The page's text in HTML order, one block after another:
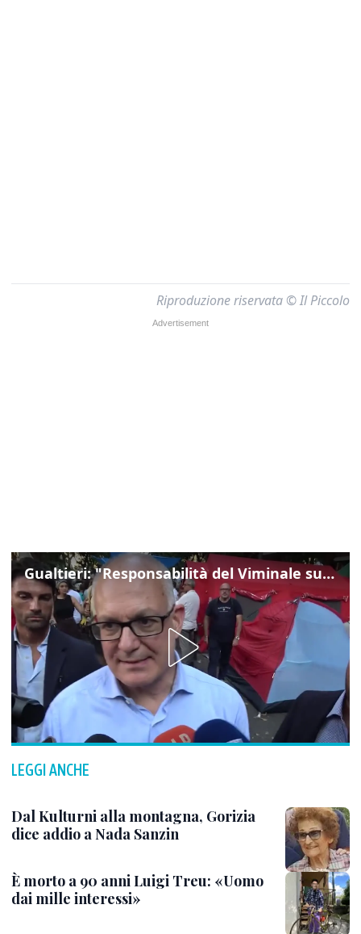
Riproduzione riservata © Il Piccolo
Gualtieri: "Responsabilità del Viminale su Spin Time? La posizione dei partiti è nota"
LEGGI ANCHE
Dal Kulturni alla montagna, Gorizia
dice addio a Nada Sanzin
È morto a 90 anni Luigi Treu: «Uomo
dai mille interessi»